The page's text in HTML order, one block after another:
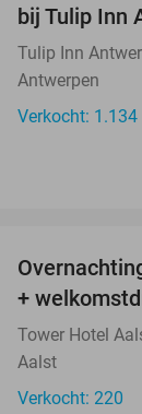
bij Tulip Inn
Tulip Inn
Antwerpen
Verkocht: 1.134
+
Tower Hotel
Aalst
Verkocht: 220